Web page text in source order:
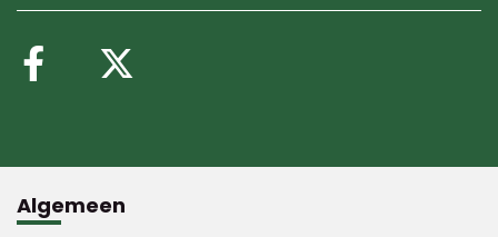
Volg ons op Facebook
Algemeen